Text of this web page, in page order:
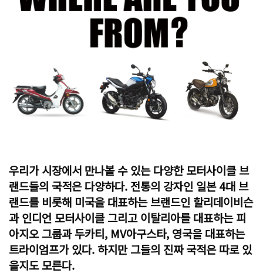
우리가 시장에서 만나볼 수 있는 다양한 모터사이클 브
랜드들의 국적은 다양하다. 전통의 강자인 일본 4대 브
랜드를 비롯해 미국을 대표하는 브랜드인 할리데이비슨
과 인디언 모터사이클 그리고 이탈리아를 대표하는 피
아지오 그룹과 두카티, MV아구스타, 영국을 대표하는
트라이엄프가 있다. 하지만 그들의 진짜 국적은 따로 있
을지도 모른다.